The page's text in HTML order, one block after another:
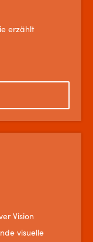
erzählt
Vision
visuelle